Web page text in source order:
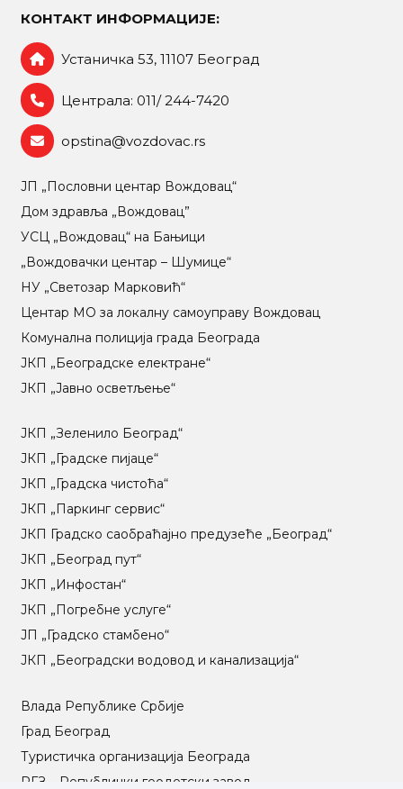
КОНТАКТ ИНФОРМАЦИЈЕ:
Устаничка 53, 11107 Београд
Централа: 011/ 244-7420
opstina@vozdovac.rs
ЈП „Пословни центар Вождовац“
Дом здравља „Вождовац”
УСЦ „Вождовац“ на Бањици
„Вождовачки центар – Шумице“
НУ „Светозар Марковић“
Центар МO за локалну самоуправу Вождовац
Комунална полиција града Београда
ЈКП „Београдске електране“
ЈКП „Јавно осветљење“
ЈКП „Зеленило Београд“
ЈКП „Градске пијаце“
ЈКП „Градска чистоћа“
ЈКП „Паркинг сервис“
ЈКП Градско саобраћајно предузеће „Београд“
ЈКП „Београд пут“
ЈКП „Инфостан“
ЈКП „Погребне услуге“
ЈП „Градско стамбено“
ЈКП „Београдски водовод и канализација“
Влада Републике Србије
Град Београд
Туристичка организација Београда
РГЗ – Републички геодетски завод